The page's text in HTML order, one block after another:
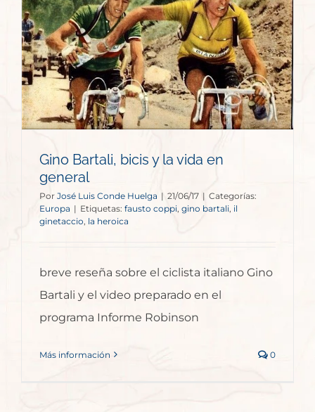
Gino Bartali, bicis y la vida en
general
Por José Luis Conde Huelga | 21/06/17 | Categorías:
Europa | Etiquetas: fausto coppi gino bartali, il
ginetaccio la heroica
breve reseña sobre el ciclista italiano Gino
Bartali y el video preparado en el
programa Informe Robinson
Más información 0